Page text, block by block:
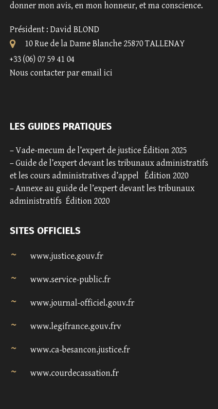
donner mon avis, en mon honneur, et ma conscience.
Président : David BLOND
10 Rue de la Dame Blanche 25870 TALLENAY
+33 (06) 07 59 41 04
Nous contacter par email ici
LES GUIDES PRATIQUES
–Vade-mecum de l’expert de justice Édition 2025
–Guide de l’expert devant les tribunaux administratifs
et les cours administratives d’appel Édition 2020
–Annexe au guide de l’expert devant les tribunaux
administratifs Édition 2020
SITES OFFICIELS
www.justice.gouv.fr
www.service-public.fr
www.journal-officiel.gouv.fr
www.legifrance.gouv.frv
www.ca-besancon.justice.fr
www.courdecassation.fr